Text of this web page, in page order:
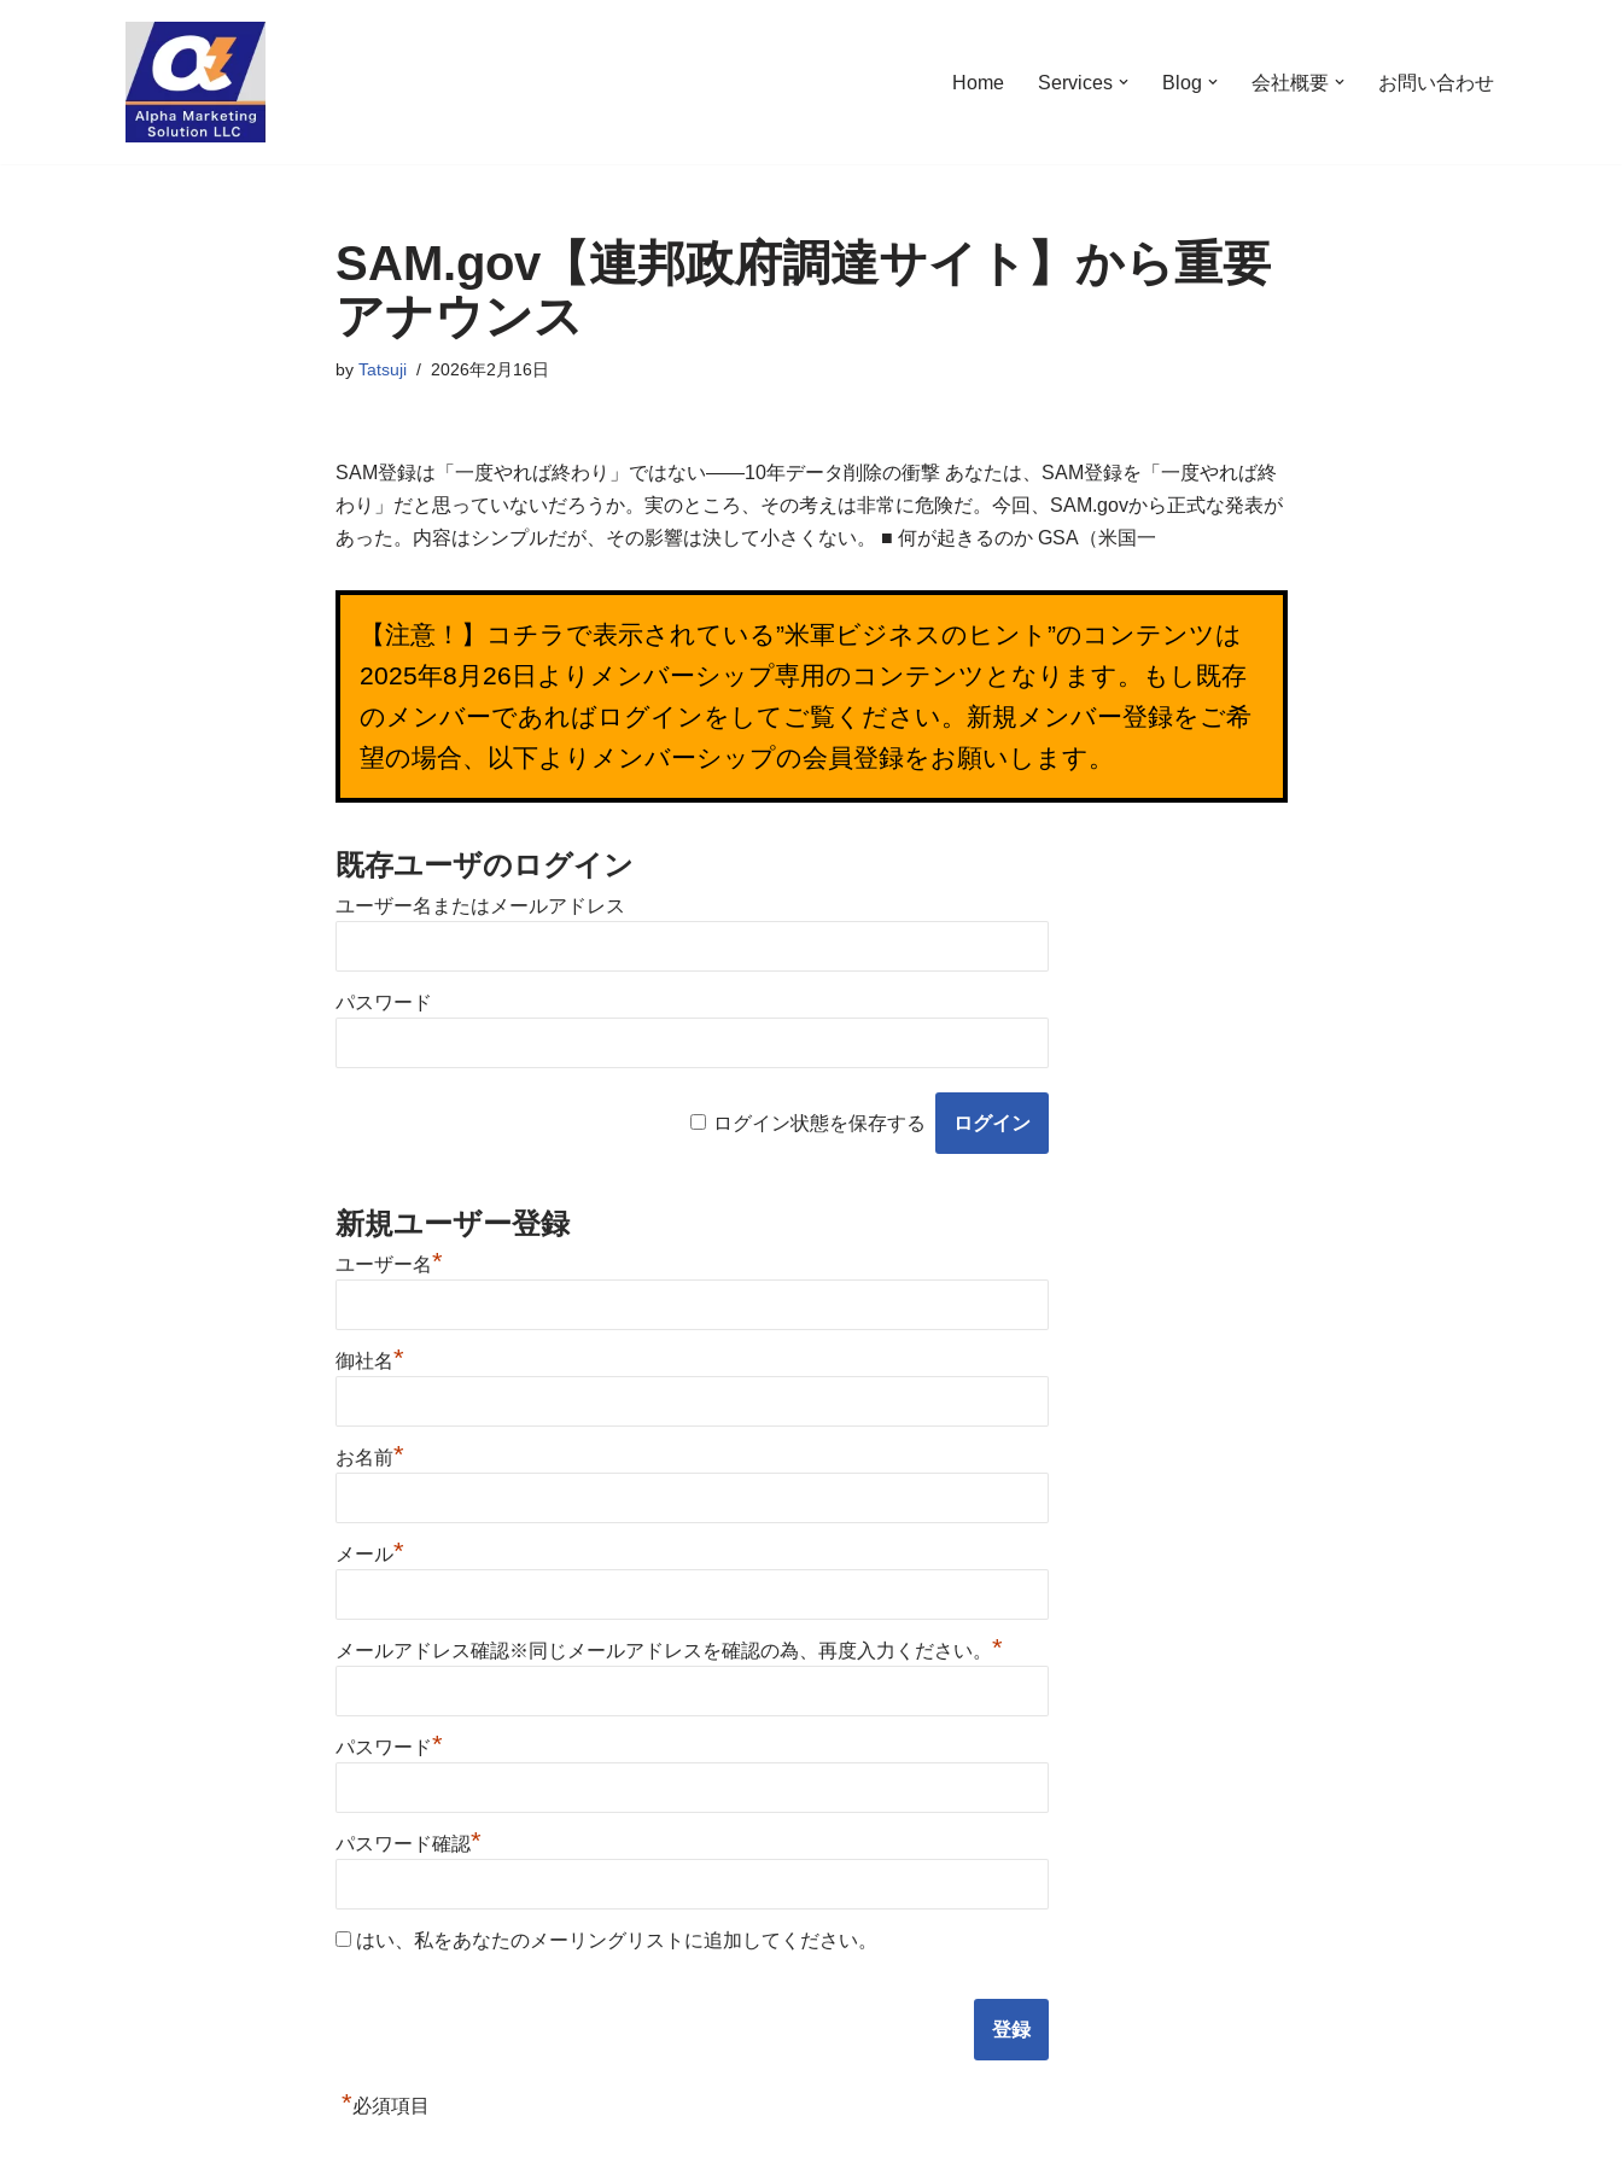
Home Services Blog 会社概要 お問い合わせ
SAM.gov【連邦政府調達サイト】から重要
アナウンス
by Tatsuji 2026年2月16日
SAM登録は「一度やれば終わり」ではない――10年データ削除の衝撃 あなたは、SAM登録を「一度やれば終
わり」だと思っていないだろうか。実のところ、その考えは非常に危険だ。今回、SAM.govから正式な発表が
あった。内容はシンプルだが、その影響は決して小さくない。 ■ 何が起きるのか GSA（米国一
【注意！】コチラで表示されている”米軍ビジネスのヒント”のコンテンツは
2025年8月26日よりメンバーシップ専用のコンテンツとなります。もし既存
のメンバーであればログインをしてご覧ください。新規メンバー登録をご希
望の場合、以下よりメンバーシップの会員登録をお願いします。
既存ユーザのログイン
ユーザー名またはメールアドレス
パスワード
ログイン状態を保存する
新規ユーザー登録
ユーザー名*
御社名*
お名前*
メール*
メールアドレス確認※同じメールアドレスを確認の為、再度入力ください。 *
パスワード*
パスワード確認*
はい、私をあなたのメーリングリストに追加してください。
*必須項目